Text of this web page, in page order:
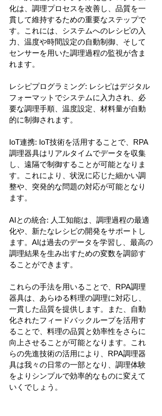
化は、調理プロセスを改善し、品質を一
貫して維持するための重要なステップで
す。これには、システムへのレシピの入
力、温度や時間設定の自動制御、そして
センサーを用いた調理過程の監視が含ま
れます。
レシピプログラミング: レシピはデジタル
フォーマットでシステムに入力され、必
要な調理手順、温度設定、材料量が自動
的に制御されます。
IoT連携: IoT技術を活用することで、RPA
調理器具はリアルタイムでデータを収集
し、遠隔で制御することが可能となりま
す。これにより、状況に応じた細かい調
整や、突発的な問題の対応が可能となり
ます。
AIとの統合: 人工知能は、調理過程の最適
化や、新たなレシピの開発をサポートし
ます。AIは過去のデータを学習し、最高の
調理結果を生み出すための変数を調節す
ることができます。
これらの手法を用いることで、RPA調理
器具は、あらゆる料理の調理に対応し、
一貫した品質を提供します。また、自動
化されたフィードバックループを活用す
ることで、料理の品質と効率性をさらに
向上させることが可能となります。これ
らの先進技術の活用により、RPA調理器
具は我々の日常の一部となり、調理体験
をよりシンプルで効率的なものに変えて
いくでしょう。